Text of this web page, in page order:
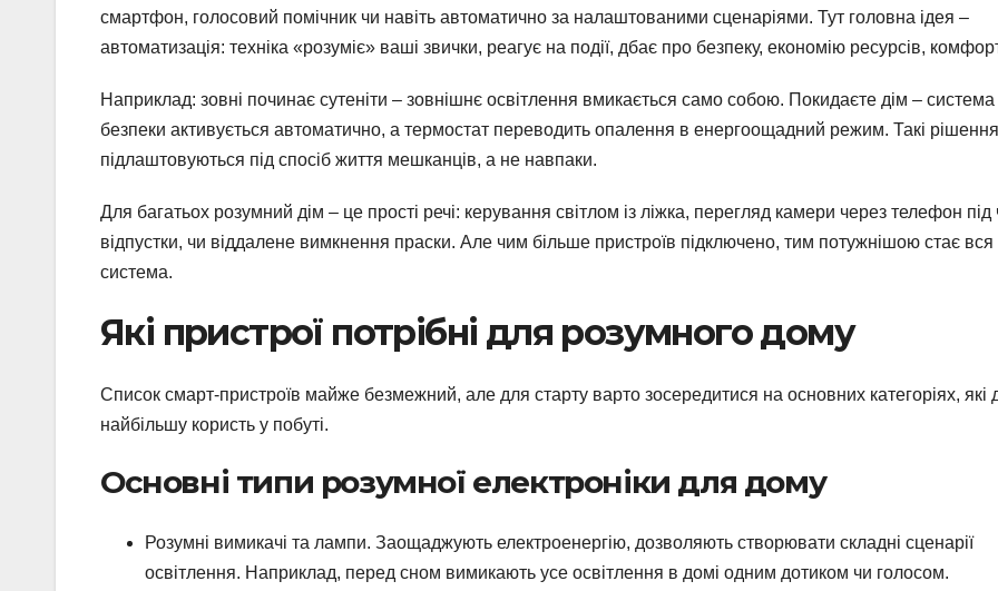
смартфон, голосовий помічник чи навіть автоматично за налаштованими сценаріями. Тут головна ідея –
автоматизація: техніка «розуміє» ваші звички, реагує на події, дбає про безпеку, економію ресурсів,
Наприклад: зовні починає сутеніти – зовнішнє освітлення вмикається само собою. Покидаєте дім – система
безпеки активується автоматично, а термостат переводить опалення в енергоощадний режим. Такі рішення
підлаштовуються під спосіб життя мешканців, а не навпаки.
Для багатьох розумний дім – це прості речі: керування світлом із ліжка, перегляд камери через телефон під
відпустки, чи віддалене вимкнення праски. Але чим більше пристроїв підключено, тим потужнішою стає вся
система.
Які пристрої потрібні для розумного дому
Список смарт-пристроїв майже безмежний, але для старту варто зосередитися на основних категоріях, які
найбільшу користь у побуті.
Основні типи розумної електроніки для дому
Розумні вимикачі та лампи. Заощаджують електроенергію, дозволяють створювати складні сценарії
освітлення. Наприклад, перед сном вимикають усе освітлення в домі одним дотиком чи голосом.